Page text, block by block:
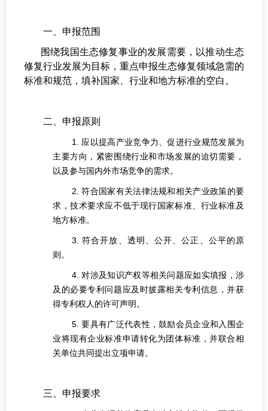
一、申报范围
围绕我国生态修复事业的发展需要，以推动生态
修复行业发展为目标，重点申报生态修复领域急需的
标准和规范，填补国家、行业和地方标准的空白。
二、申报原则
1. 应以提高产业竞争力、促进行业规范发展为
主要方向，紧密围绕行业和市场发展的迫切需要，
以及参与国内外市场竞争的需求。
2. 符合国家有关法律法规和相关产业政策的要
求，技术要求应不低于现行国家标准、行业标准及
地方标准。
3. 符合开放、透明、公开、公正、公平的原
则。
4. 对涉及知识产权等相关问题应如实填报，涉
及的必要专利问题应及时披露相关专利信息，并获
得专利权人的许可声明。
5. 要具有广泛代表性，鼓励会员企业和入围企
业将现有企业标准申请转化为团体标准，并联合相
关单位共同提出立项申请。
三、申报要求